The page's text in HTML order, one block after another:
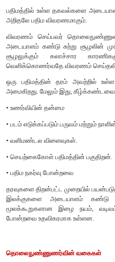
உணர்வியினால் பதிவு
முறைப்படுத்தப்பட்டு
பதிமமாக
பிரிக்கப்படுகிறது. அவை பதிம
Enhancement) மற்றும் தகவல்
தகவல்கள் ஸ்கேன் மற்றும்
பதிம மீட்பாகும்.
இம்முறையில் ஒவ்வொரு
தனித்தனியே
பதிம மேம்பாடு (Image
பதிமத்தில் மாறுதல் செய்து
மாற்றியமைப்பதே பதிம
மேற்கொள்ளப்படும்.